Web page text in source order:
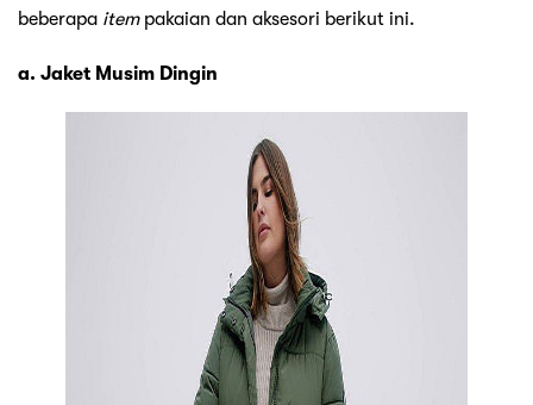
beberapa itempakaian dan aksesori berikut ini.
a. Jaket Musim Dingin